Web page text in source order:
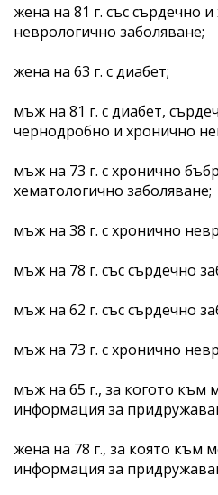
жена на 81 г. със сърдечно
неврологично заболяване;
жена на 63 г. с диабет;
мъж на 81 г. с диабет,
чернодробно и хронично
мъж на 73 г. с хронично
хематологично заболяване;
мъж на 38 г. с хронично
мъж на 78 г. със сърдечно
мъж на 62 г. със сърдечно
мъж на 73 г. с хронично
мъж на 65 г., за когото към
информация за
жена на 78 г., за която към
информация за